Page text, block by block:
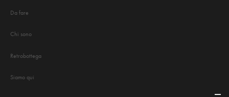
Da fare
Chi sono
Retrobottega
Siamo qui